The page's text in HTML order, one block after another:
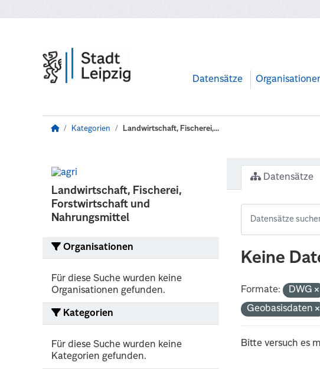
Datensätze
Kategorien Landwirtschaft, Fischerei,...
Landwirtschaft, Fischerei,
Forstwirtschaft und
Nahrungsmittel
Organisationen
Für diese Suche wurden keine
Organisationen gefunden.
Kategorien
Für diese Suche wurden keine
Kategorien gefunden.
Datensätze
Keine
Formate: DWG
Geobasisdaten
Bitte versuch es